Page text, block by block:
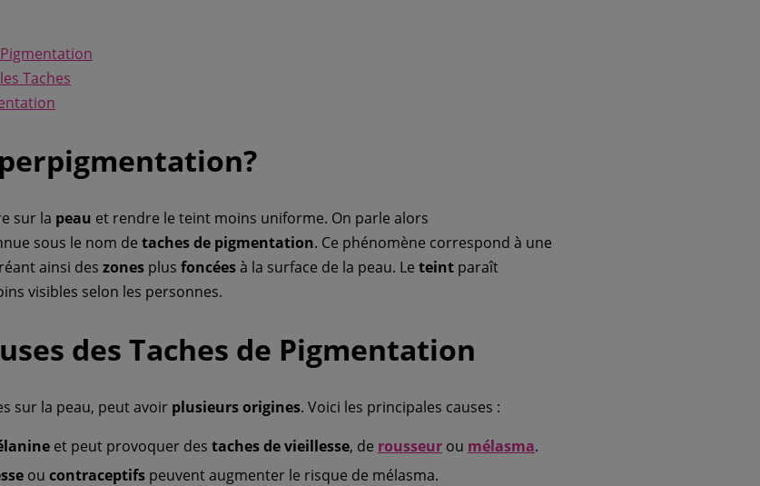
Taches
sur la peau et rendre le teint moins uniforme. On parle alors
sous le nom de taches de pigmentation. Ce phénomène correspond à une
ainsi des zones plus foncéesà la surface de la peau. Le teint paraît
visibles selon les personnes.
des Taches de Pigmentation
sur la peau, peut avoir plusieurs origines. Voici les principales causes :
et peut provoquer des taches de vieillesse, de rousseur ou mélasma.
ou contraceptifs peuvent augmenter le risque de mélasma.